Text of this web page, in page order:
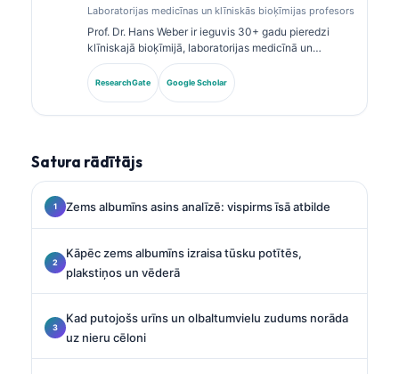
Laboratorijas medicīnas un klīniskās bioķīmijas profesors
Prof. Dr. Hans Weber ir ieguvis 30+ gadu pieredzi
klīniskajā bioķīmijā, laboratorijas medicīnā un
biomarķieru pētniecībā. Bijušais Vācijas Klīniskās
ķīmijas biedrības prezidents, viņš specializējas
diagnostikas paneļu analīzē, biomarķieru
ResearchGate Google Scholar
Satura rādītājs
Zems albumīns asins analīzē: vispirms īsā atbilde
Kāpēc zems albumīns izraisa tūsku potītēs,
plakstiņos un vēderā
Kad putojošs urīns un olbaltumvielu zudums norāda
uz nieru cēloni